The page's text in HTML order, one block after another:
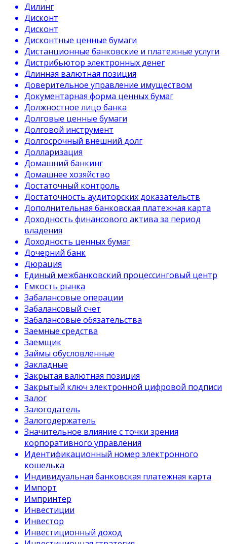
Дилинг
Дисконт
Дисконт
Дисконтные ценные бумаги
Дистанционные банковские и платежные услуги
Дистрибьютор электронных денег
Длинная валютная позиция
Доверительное управление имуществом
Документарная форма ценных бумаг
Должностное лицо банка
Долговые ценные бумаги
Долговой инструмент
Долгосрочный внешний долг
Долларизация
Домашний банкинг
Домашнее хозяйство
Достаточный контроль
Достаточность аудиторских доказательств
Дополнительная банковская платежная карта
Доходность финансового актива за период
владения
Доходность ценных бумаг
Дочерний банк
Дюрация
Единый межбанковский процессинговый центр
Емкость рынка
Забалансовые операции
Забалансовый счет
Забалансовые обязательства
Заемные средства
Заемщик
Займы обусловленные
Закладные
Закрытая валютная позиция
Закрытый ключ электронной цифровой подписи
Залог
Залогодатель
Залогодержатель
Значительное влияние с точки зрения
корпоративного управления
Идентификационный номер электронного
кошелька
Индивидуальная банковская платежная карта
Импорт
Импринтер
Инвестиции
Инвестор
Инвестиционный доход